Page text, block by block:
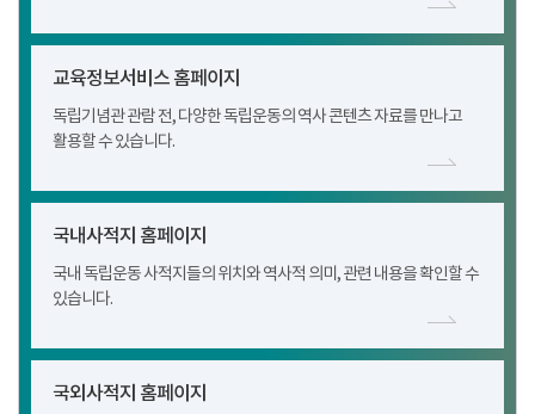
교육정보서비스 홈페이지
독립기념관 관람 전, 다양한 독립운동의 역사 콘텐츠 자료를 만나고
활용할 수 있습니다.
국내사적지 홈페이지
국내 독립운동 사적지들의 위치와 역사적 의미, 관련 내용을 확인할 수
있습니다.
국외사적지 홈페이지